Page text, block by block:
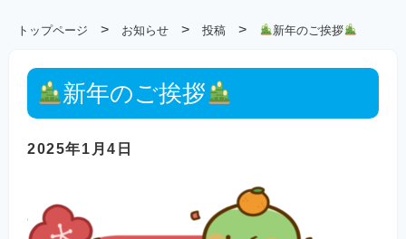
トップページ > お知らせ > 投稿 > 新年のご挨拶
新年のご挨拶
2025年1月4日